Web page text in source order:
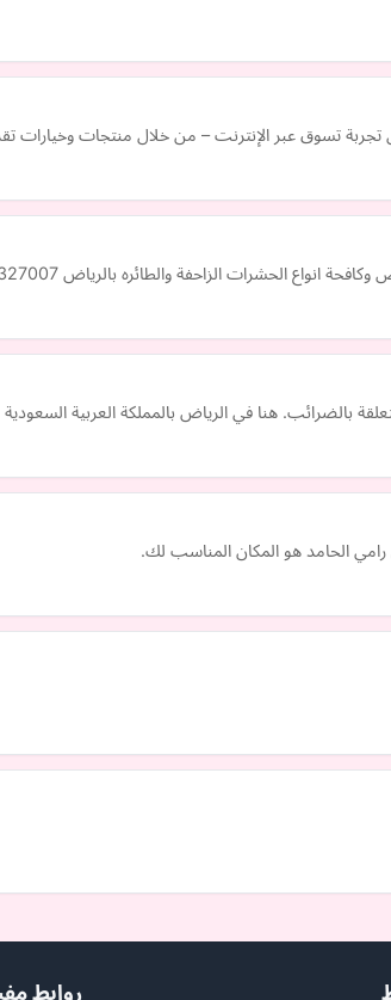
تجربة تسوق عبر الإنترنت – من خلال منتجات وخيارات
الحشرات الزاحفة والطائره بالرياض 538327007
بالضرائب. هنا في الرياض بالمملكة العربية السعودية
الحامد هو المكان المناسب لك.
روابط